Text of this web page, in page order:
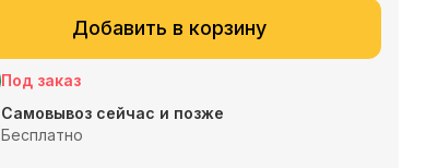
Добавить в корзину
Под заказ
Самовывоз сейчас и позже
Бесплатно